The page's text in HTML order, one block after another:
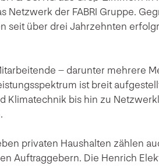
Netzwerk der FABRI Gruppe.
seit über drei Jahrzehnten
– darunter mehrere
ist breit
Klimatechnik bis hin zu
privaten Haushalten zählen
Auftraggebern. Die Henrich